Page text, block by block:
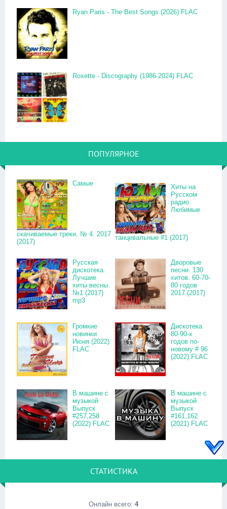
Ryan Paris - The Best Songs (2026) FLAC
Roxette - Discography (1986-2024) FLAC
ПОПУЛЯРНОЕ
Самые
скачиваемые треки. № 4. 2017
(2017)
Хиты на
Русском
радио.
Любимые
танцевальные #1 (2017)
Русская
дискотека.
Лучшие
хиты весны.
№1 (2017)
mp3
Дворовые
песни. 130
хитов. 60-70-
80 годов
2017 (2017)
Громкие
новинки
Июня (2022)
FLAC
Дискотека
80-90-х
годов по-
новому # 96
(2022) FLAC
В машине с
музыкой
Выпуск
#257,258
(2022) FLAC
В машине с
музыкой
Выпуск
#161,162
(2021) FLAC
СТАТИСТИКА
Онлайн всего: 4